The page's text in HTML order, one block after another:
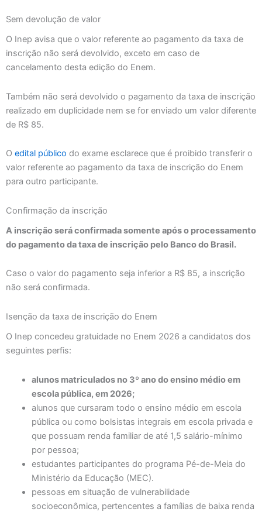
Sem devolução de valor
O Inep avisa que o valor referente ao pagamento da taxa de
inscrição não será devolvido, exceto em caso de
cancelamento desta edição do Enem.
Também não será devolvido o pagamento da taxa de inscrição
realizado em duplicidade nem se for enviado um valor diferente
de R$ 85.
O edital público do exame esclarece que é proibido transferir o
valor referente ao pagamento da taxa de inscrição do Enem
para outro participante.
Confirmação da inscrição
A inscrição será confirmada somente após o processamento
do pagamento da taxa de inscrição pelo Banco do Brasil.
Caso o valor do pagamento seja inferior a R$ 85, a inscrição
não será confirmada.
Isenção da taxa de inscrição do Enem
O Inep concedeu gratuidade no Enem 2026 a candidatos dos
seguintes perfis:
alunos matriculados no 3º ano do ensino médio em
escola pública, em 2026;
alunos que cursaram todo o ensino médio em escola
pública ou como bolsistas integrais em escola privada e
que possuam renda familiar de até 1,5 salário-mínimo
por pessoa;
estudantes participantes do programa Pé-de-Meia do
Ministério da Educação (MEC).
pessoas em situação de vulnerabilidade
socioeconômica, pertencentes a famílias de baixa renda